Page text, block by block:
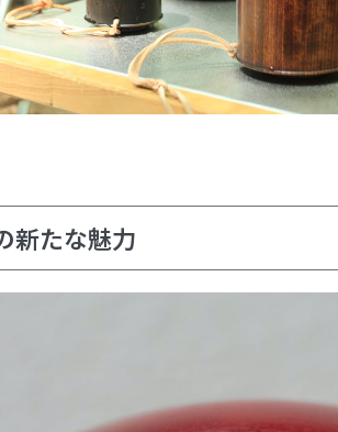
新たな魅力